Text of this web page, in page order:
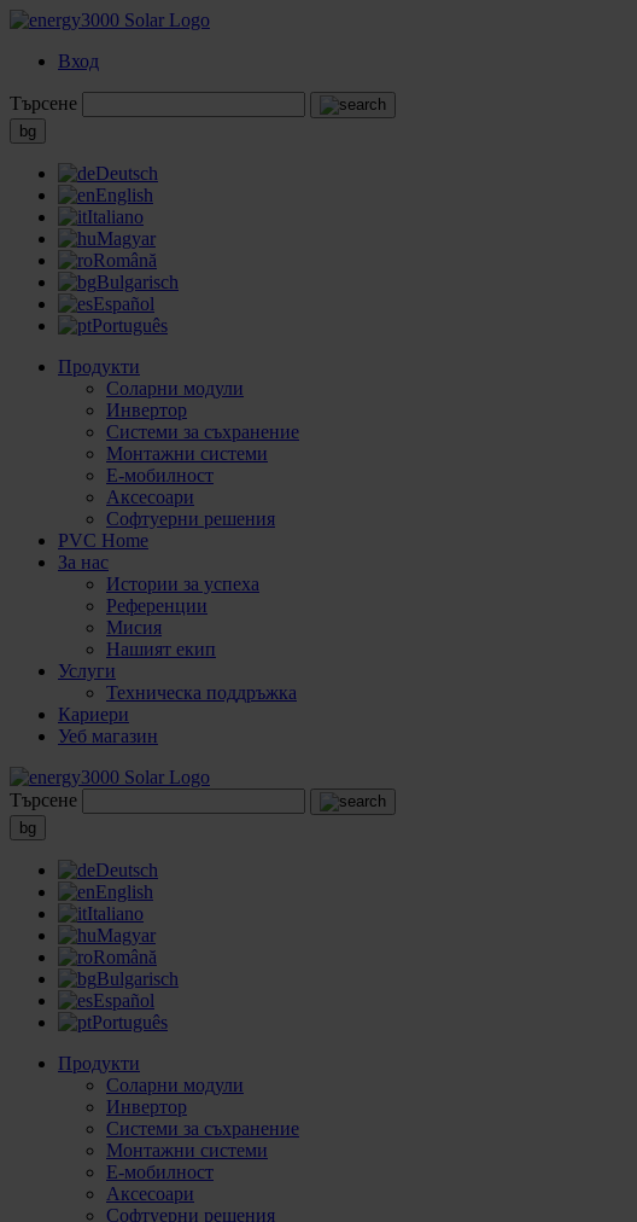
Вход
Търсене
bg
Deutsch
English
Italiano
Magyar
Română
Bulgarisch
Español
Português
Продукти
Соларни модули
Инвертор
Системи за съхранение
Монтажни системи
Е-мобилност
Аксесоари
Софтуерни решения
PVC Home
За нас
Истории за успеха
Референции
Мисия
Нашият екип
Услуги
Техническа поддръжка
Кариери
Уеб магазин
Търсене
bg
Deutsch
English
Italiano
Magyar
Română
Bulgarisch
Español
Português
Продукти
Соларни модули
Инвертор
Системи за съхранение
Монтажни системи
Е-мобилност
Аксесоари
Софтуерни решения